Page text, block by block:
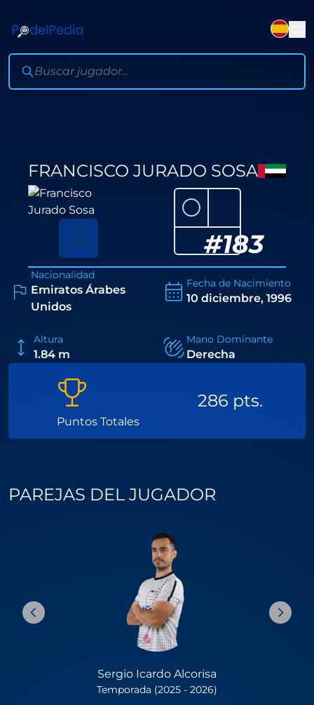
FRANCISCO JURADO SOSA
#183
⚪
Nacionalidad
Emiratos Árabes
Unidos
Fecha de Nacimiento
10 diciembre, 1996
Altura
1.84 m
Mano Dominante
Derecha
Puntos Totales
286 pts.
PAREJAS DEL JUGADOR
Sergio Icardo Alcorisa
Temporada (2025 - 2026)